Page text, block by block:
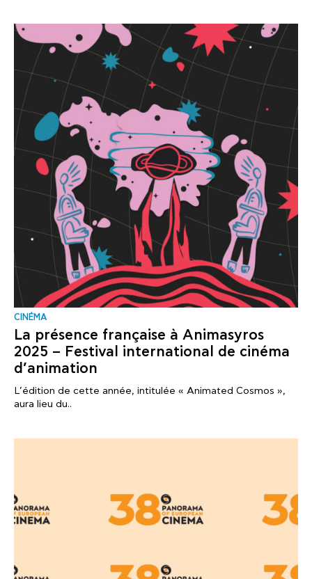
CINÉMA
La présence française à Animasyros
2025 – Festival international de cinéma
d’animation
L’édition de cette année, intitulée « Animated Cosmos »,
aura lieu du..